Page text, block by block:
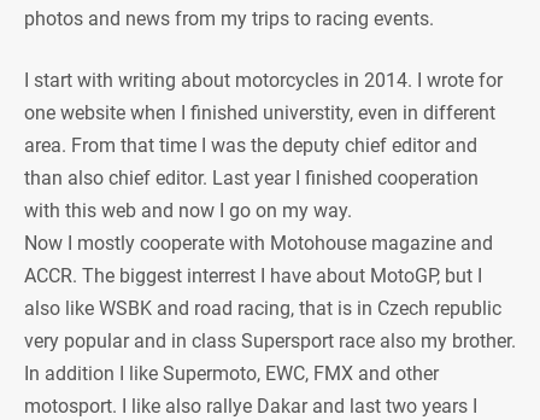
photos and news from my trips to racing events.
I start with writing about motorcycles in 2014. I wrote for
one website when I finished universtity, even in different
area. From that time I was the deputy chief editor and
than also chief editor. Last year I finished cooperation
with this web and now I go on my way.
Now I mostly cooperate with Motohouse magazine and
ACCR. The biggest interrest I have about MotoGP, but I
also like WSBK and road racing, that is in Czech republic
very popular and in class Supersport race also my brother.
In addition I like Supermoto, EWC, FMX and other
motosport. I like also rallye Dakar and last two years I